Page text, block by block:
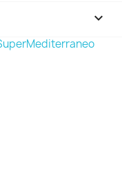
keyboard_arrow_down